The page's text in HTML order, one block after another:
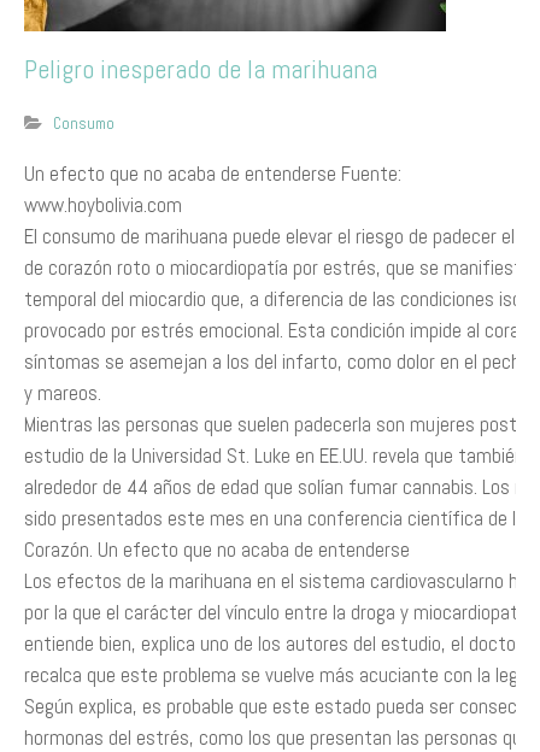
Peligro inesperado de la marihuana
Consumo
Un efecto que no acaba de entenderse Fuente:
www.hoybolivia.com
El consumo de marihuana puede elevar el riesgo de padecer el
de corazón roto o miocardiopatía por estrés, que se manifiesta
temporal del miocardio que, a diferencia de las condiciones
provocado por estrés emocional. Esta condición impide al
síntomas se asemejan a los del infarto, como dolor en el
y mareos.
Mientras las personas que suelen padecerla son mujeres
estudio de la Universidad St. Luke en EE.UU. revela que también
alrededor de 44 años de edad que solían fumar cannabis. Los
sido presentados este mes en una conferencia científica de la
Corazón. Un efecto que no acaba de entenderse
Los efectos de la marihuana en el sistema cardiovascularno
por la que el carácter del vínculo entre la droga y
entiende bien, explica uno de los autores del estudio, el doctor
recalca que este problema se vuelve más acuciante con la
Según explica, es probable que este estado pueda ser
hormonas del estrés, como los que presentan las personas que